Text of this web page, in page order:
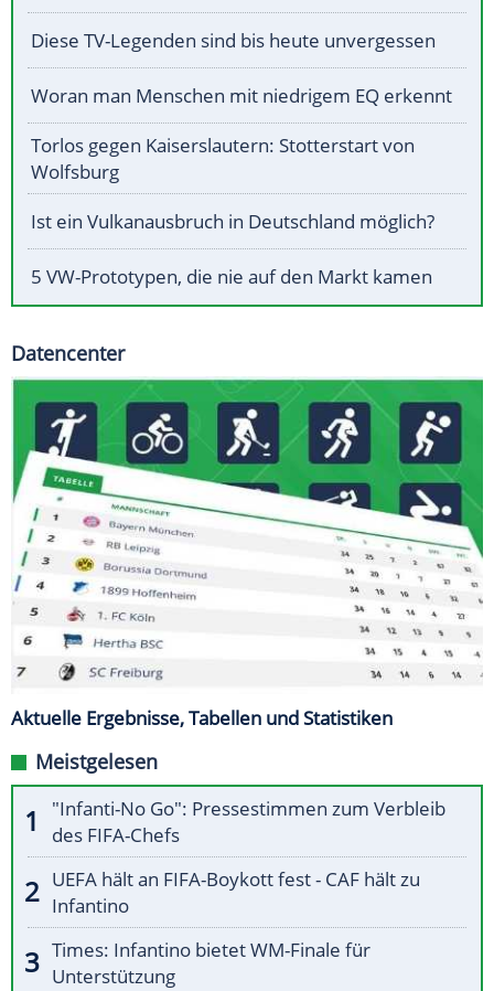
Diese TV-Legenden sind bis heute unvergessen
Woran man Menschen mit niedrigem EQ erkennt
Torlos gegen Kaiserslautern: Stotterstart von
Wolfsburg
Ist ein Vulkanausbruch in Deutschland möglich?
5 VW-Prototypen, die nie auf den Markt kamen
Datencenter
Aktuelle Ergebnisse, Tabellen und Statistiken
Meistgelesen
"Infanti-No Go": Pressestimmen zum Verbleib
des FIFA-Chefs
UEFA hält an FIFA-Boykott fest - CAF hält zu
Infantino
Times: Infantino bietet WM-Finale für
Unterstützung